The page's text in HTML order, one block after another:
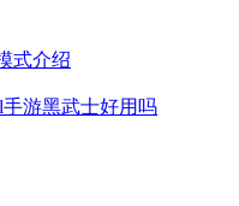
式介绍
游黑武士好用吗